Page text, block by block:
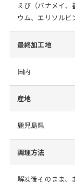
えび（バナメイ、
ウム、エリソルビ
最終加工地
国内
産地
鹿児島県
調理方法
解凍後そのまま、